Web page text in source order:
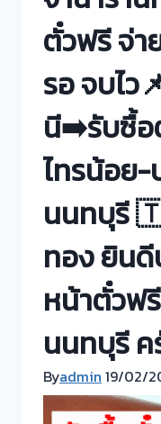
ตั๋วฟรี จ่
รอ จบไว
นี➡️รับซื้อ
ไทรน้อย
นนทบุรี
ทอง ยินดี
หน้าตั๋วฟ
นนทบุรี ค
Byadmin 19/02/